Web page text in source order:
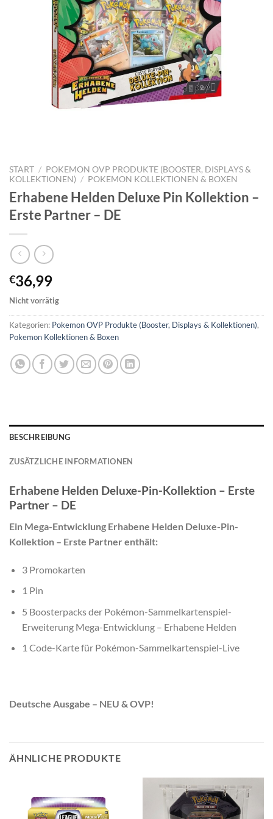
START / POKEMON OVP PRODUKTE (BOOSTER, DISPLAYS &
KOLLEKTIONEN) / POKEMON KOLLEKTIONEN & BOXEN
Erhabene Helden Deluxe Pin Kollektion –
Erste Partner – DE
€36,99
Nicht vorrätig
Kategorien: Pokemon OVP Produkte (Booster, Displays & Kollektionen),
Pokemon Kollektionen & Boxen
BESCHREIBUNG
ZUSÄTZLICHE INFORMATIONEN
Erhabene Helden Deluxe-Pin-Kollektion – Erste
Partner – DE
Ein Mega-Entwicklung Erhabene Helden Deluxe-Pin-
Kollektion – Erste Partner enthält:
3 Promokarten
1 Pin
5 Boosterpacks der Pokémon-Sammelkartenspiel-
Erweiterung Mega-Entwicklung – Erhabene Helden
1 Code-Karte für Pokémon-Sammelkartenspiel-Live
Deutsche Ausgabe – NEU & OVP!
ÄHNLICHE PRODUKTE